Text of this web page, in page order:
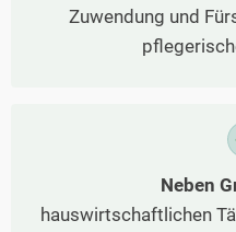
Zuwendung und
Neben
hauswirtschaftlichen